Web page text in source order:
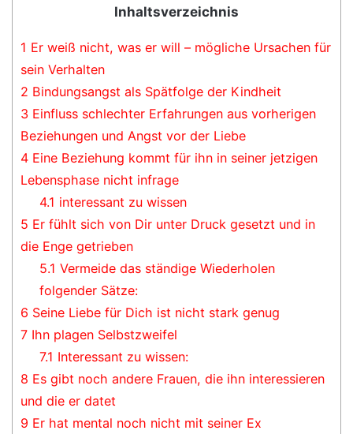
Inhaltsverzeichnis
1 Er weiß nicht, was er will – mögliche Ursachen für
sein Verhalten
2 Bindungsangst als Spätfolge der Kindheit
3 Einfluss schlechter Erfahrungen aus vorherigen
Beziehungen und Angst vor der Liebe
4 Eine Beziehung kommt für ihn in seiner jetzigen
Lebensphase nicht infrage
4.1 interessant zu wissen
5 Er fühlt sich von Dir unter Druck gesetzt und in
die Enge getrieben
5.1 Vermeide das ständige Wiederholen
folgender Sätze:
6 Seine Liebe für Dich ist nicht stark genug
7 Ihn plagen Selbstzweifel
7.1 Interessant zu wissen:
8 Es gibt noch andere Frauen, die ihn interessieren
und die er datet
9 Er hat mental noch nicht mit seiner Ex